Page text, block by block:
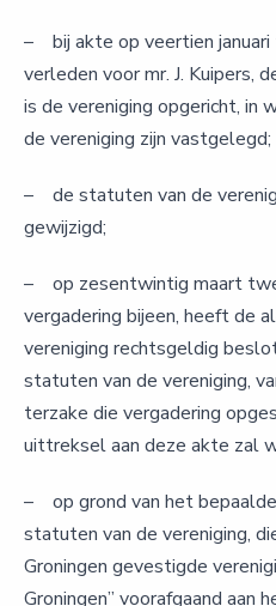
– bij akte op veertien januari
verleden voor mr. J. Kuipers,
is de vereniging opgericht, in
de vereniging zijn vastgelegd;
– de statuten van de
gewijzigd;
– op zesentwintig maart
vergadering bijeen, heeft de
vereniging rechtsgeldig
statuten van de vereniging,
terzake die vergadering
uittreksel aan deze akte zal
– op grond van het
statuten van de vereniging,
Groningen gevestigde
Groningen” voorafgaand aan